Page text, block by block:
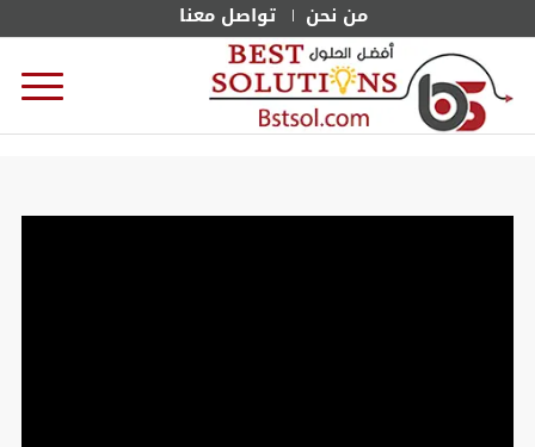
من نحن تواصل معنا